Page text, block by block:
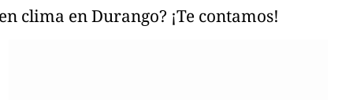
clima en Durango? ¡Te contamos!